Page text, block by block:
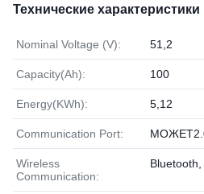
Технические характеристики
Nominal Voltage (V): 51,2
Capacity(Ah): 100
Energy(KWh): 5,12
Communication Port:
Wireless
Communication: